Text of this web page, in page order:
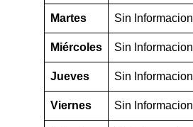
Martes Sin Informacion
Miércoles Sin Informacion
Jueves Sin Informacion
Viernes Sin Informacion